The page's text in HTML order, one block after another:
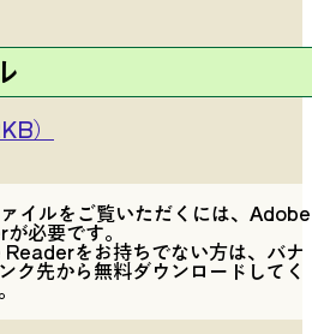
）
イルをご覧いただくには、Adobe
必要です。
をお持ちでない方は、バナ
ク先から無料ダウンロードしてく